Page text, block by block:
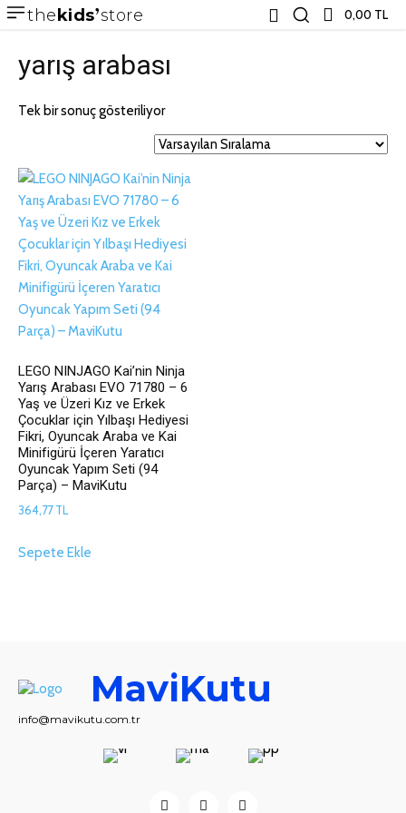
thekids store 0,00 TL
yarış arabası
Tek bir sonuç gösteriliyor
LEGO NINJAGO Kai’nin Ninja
Yarış Arabası EVO 71780 – 6
Yaş ve Üzeri Kız ve Erkek
Çocuklar için Yılbaşı Hediyesi
Fikri, Oyuncak Araba ve Kai
Minifigürü İçeren Yaratıcı
Oyuncak Yapım Seti (94
Parça) – MaviKutu
364,77 TL
Sepete Ekle
MaviKutu
info@mavikutu.com.tr